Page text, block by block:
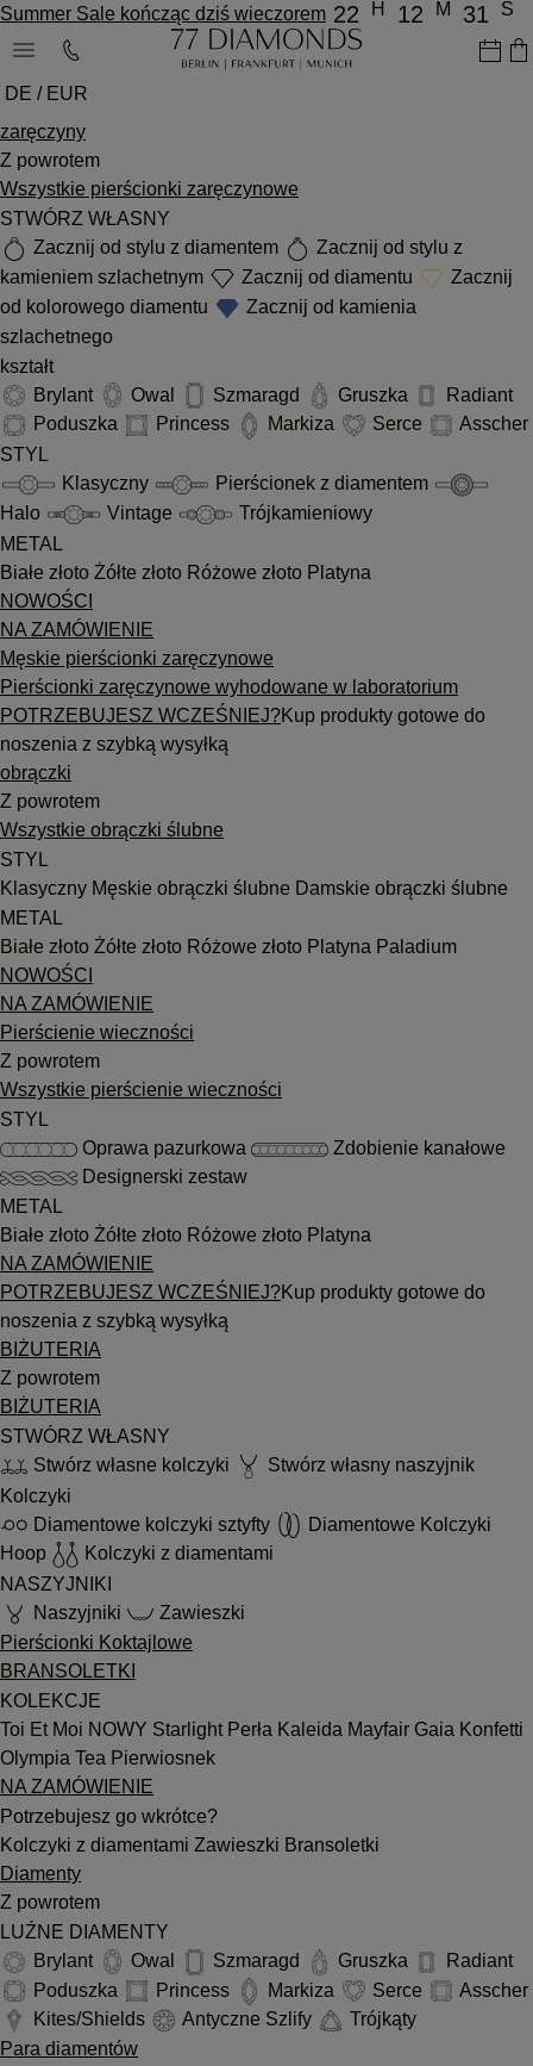
Summer Sale kończąc dziś wieczorem 22 H 12 M 31 S
DE / EUR
zaręczyny
Z powrotem
Wszystkie pierścionki zaręczynowe
STWÓRZ WŁASNY
Zacznij od stylu z diamentem
Zacznij od stylu z
kamieniem szlachetnym
Zacznij od diamentu
Zacznij
od kolorowego diamentu
Zacznij od kamienia
szlachetnego
kształt
Brylant
Owal Szmaragd Gruszka
Radiant
Poduszka
Princess Markiza Serce
Asscher
STYL
Klasyczny
Pierścionek z diamentem
Halo
Vintage
Trójkamieniowy
METAL
Białe złoto Żółte złoto Różowe złoto Platyna
NOWOŚCI
NA ZAMÓWIENIE
Męskie pierścionki zaręczynowe
Pierścionki zaręczynowe wyhodowane w laboratorium
POTRZEBUJESZ WCZEŚNIEJ?Kup produkty gotowe do
noszenia z szybką wysyłką
obrączki
Z powrotem
Wszystkie obrączki ślubne
STYL
Klasyczny Męskie obrączki ślubne Damskie obrączki ślubne
METAL
Białe złoto Żółte złoto Różowe złoto Platyna Paladium
NOWOŚCI
NA ZAMÓWIENIE
Pierścienie wieczności
Z powrotem
Wszystkie pierścienie wieczności
STYL
Oprawa pazurkowa
Zdobienie kanałowe
Designerski zestaw
METAL
Białe złoto Żółte złoto Różowe złoto Platyna
NA ZAMÓWIENIE
POTRZEBUJESZ WCZEŚNIEJ?Kup produkty gotowe do
noszenia z szybką wysyłką
BIŻUTERIA
Z powrotem
BIŻUTERIA
STWÓRZ WŁASNY
Stwórz własne kolczyki
Stwórz własny naszyjnik
Kolczyki
Diamentowe kolczyki sztyfty
Diamentowe Kolczyki
Hoop
Kolczyki z diamentami
NASZYJNIKI
Naszyjniki
Zawieszki
Pierścionki Koktajlowe
BRANSOLETKI
KOLEKCJE
Toi Et Moi NOWY Starlight Perła Kaleida Mayfair Gaia Konfetti
Olympia Tea Pierwiosnek
NA ZAMÓWIENIE
Potrzebujesz go wkrótce?
Kolczyki z diamentami Zawieszki Bransoletki
Diamenty
Z powrotem
LUŹNE DIAMENTY
Brylant
Owal Szmaragd Gruszka
Radiant
Poduszka
Princess Markiza Serce
Asscher
Kites/Shields
Antyczne Szlify
Trójkąty
Para diamentów